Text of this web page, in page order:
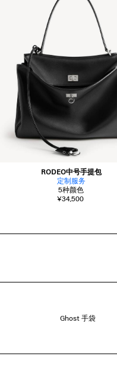
RODEO中号手提包
定制服务
5种颜色
¥34,500
Ghost 手袋